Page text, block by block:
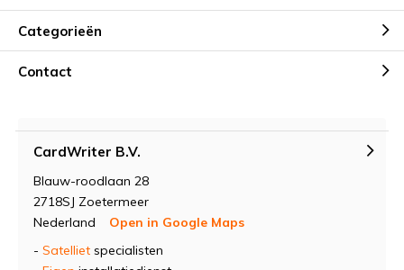
Categorieën
Contact
CardWriter B.V.
Blauw-roodlaan 28
2718SJ Zoetermeer
Nederland
Open in Google Maps
- Satelliet specialisten